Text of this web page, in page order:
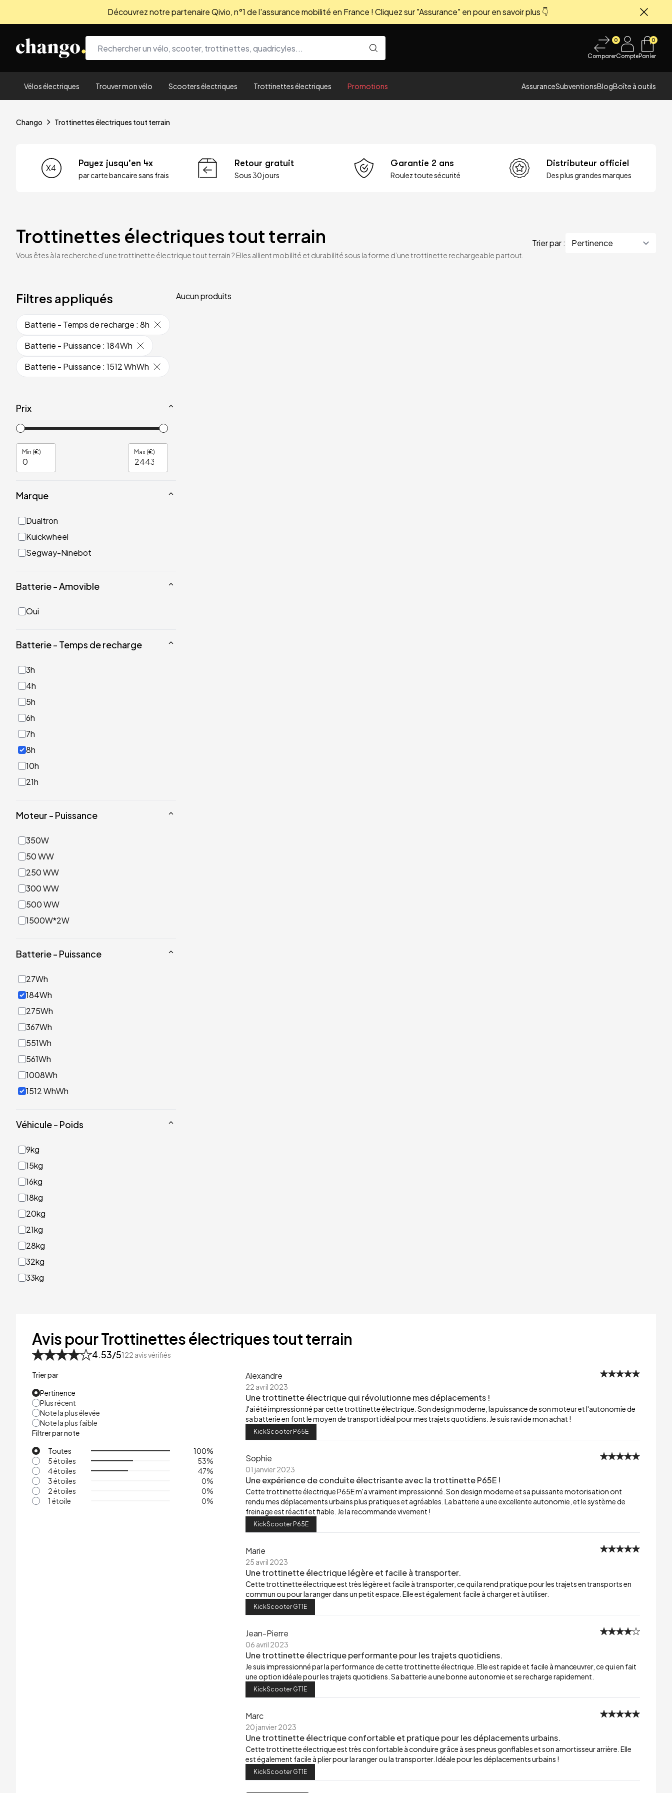
Découvrez notre partenaire Qivio, n°1 de l'assurance mobilité en France ! Cliquez sur "Assurance" en pour en savoir plus 👇
0
ComparerCompte
0
Panier
Vélos électriques Trouver mon vélo Scooters électriques Trottinettes électriques Promotions AssuranceSubventionsBlogBoîte à outils
Chango Trottinettes électriques tout terrain
Payez jusqu'en 4x
par carte bancaire sans frais
Retour gratuit
Sous 30 jours
Garantie 2 ans
Roulez toute sécurité
Distributeur officiel
Des plus grandes marques
Trottinettes électriques tout terrain
Vous êtes à la recherche d’une trottinette électrique tout terrain ? Elles allient mobilité et durabilité sous la forme d’une trottinette rechargeable partout.
Trier par :
Filtres appliqués
Batterie - Temps de recharge : 8h
Batterie - Puissance : 184Wh
Batterie - Puissance : 1512 WhWh
Prix
Min (€) Max (€)
Marque
Dualtron
Kuickwheel
Segway-Ninebot
Batterie - Amovible
Oui
Batterie - Temps de recharge
3h
4h
5h
6h
7h
8h
10h
21h
Moteur - Puissance
350W
50 WW
250 WW
300 WW
500 WW
1500W*2W
Batterie - Puissance
27Wh
184Wh
275Wh
367Wh
551Wh
561Wh
1008Wh
1512 WhWh
Véhicule - Poids
9kg
15kg
16kg
18kg
20kg
21kg
28kg
32kg
33kg
53kg
Aucun produits
Avis pour Trottinettes électriques tout terrain
4.53/5122 avis vérifiés
Trier par
Pertinence
Plus récent
Note la plus élevée
Note la plus faible
Filtrer par note
Toutes
100%
5 étoiles
53%
4 étoiles
47%
3 étoiles
0%
2 étoiles
0%
1 étoile
0%
Alexandre
22 avril 2023
Une trottinette électrique qui révolutionne mes déplacements !
J'ai été impressionné par cette trottinette électrique. Son design moderne, la puissance de son moteur et l'autonomie de
sa batterie en font le moyen de transport idéal pour mes trajets quotidiens. Je suis ravi de mon achat !
KickScooter P65E
Sophie
01 janvier 2023
Une expérience de conduite électrisante avec la trottinette P65E !
Cette trottinette électrique P65E m'a vraiment impressionné. Son design moderne et sa puissante motorisation ont
rendu mes déplacements urbains plus pratiques et agréables. La batterie a une excellente autonomie, et le système de
freinage est réactif et fiable. Je la recommande vivement !
KickScooter P65E
Marie
25 avril 2023
Une trottinette électrique légère et facile à transporter.
Cette trottinette électrique est très légère et facile à transporter, ce qui la rend pratique pour les trajets en transports en
commun ou pour la ranger dans un petit espace. Elle est également facile à charger et à utiliser.
KickScooter GT1E
Jean-Pierre
06 avril 2023
Une trottinette électrique performante pour les trajets quotidiens.
Je suis impressionné par la performance de cette trottinette électrique. Elle est rapide et facile à manœuvrer, ce qui en fait
une option idéale pour les trajets quotidiens. Sa batterie a une bonne autonomie et se recharge rapidement.
KickScooter GT1E
Marc
20 janvier 2023
Une trottinette électrique confortable et pratique pour les déplacements urbains.
Cette trottinette électrique est très confortable à conduire grâce à ses pneus gonflables et son amortisseur arrière. Elle
est également facile à plier pour la ranger ou la transporter. Idéale pour les déplacements urbains !
KickScooter GT1E